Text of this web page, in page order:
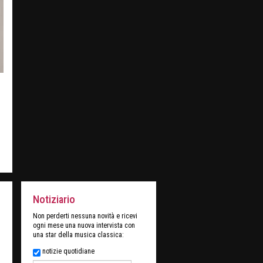
Notiziario
Non perderti nessuna novità e ricevi
ogni mese una nuova intervista con
una star della musica classica:
notizie quotidiane